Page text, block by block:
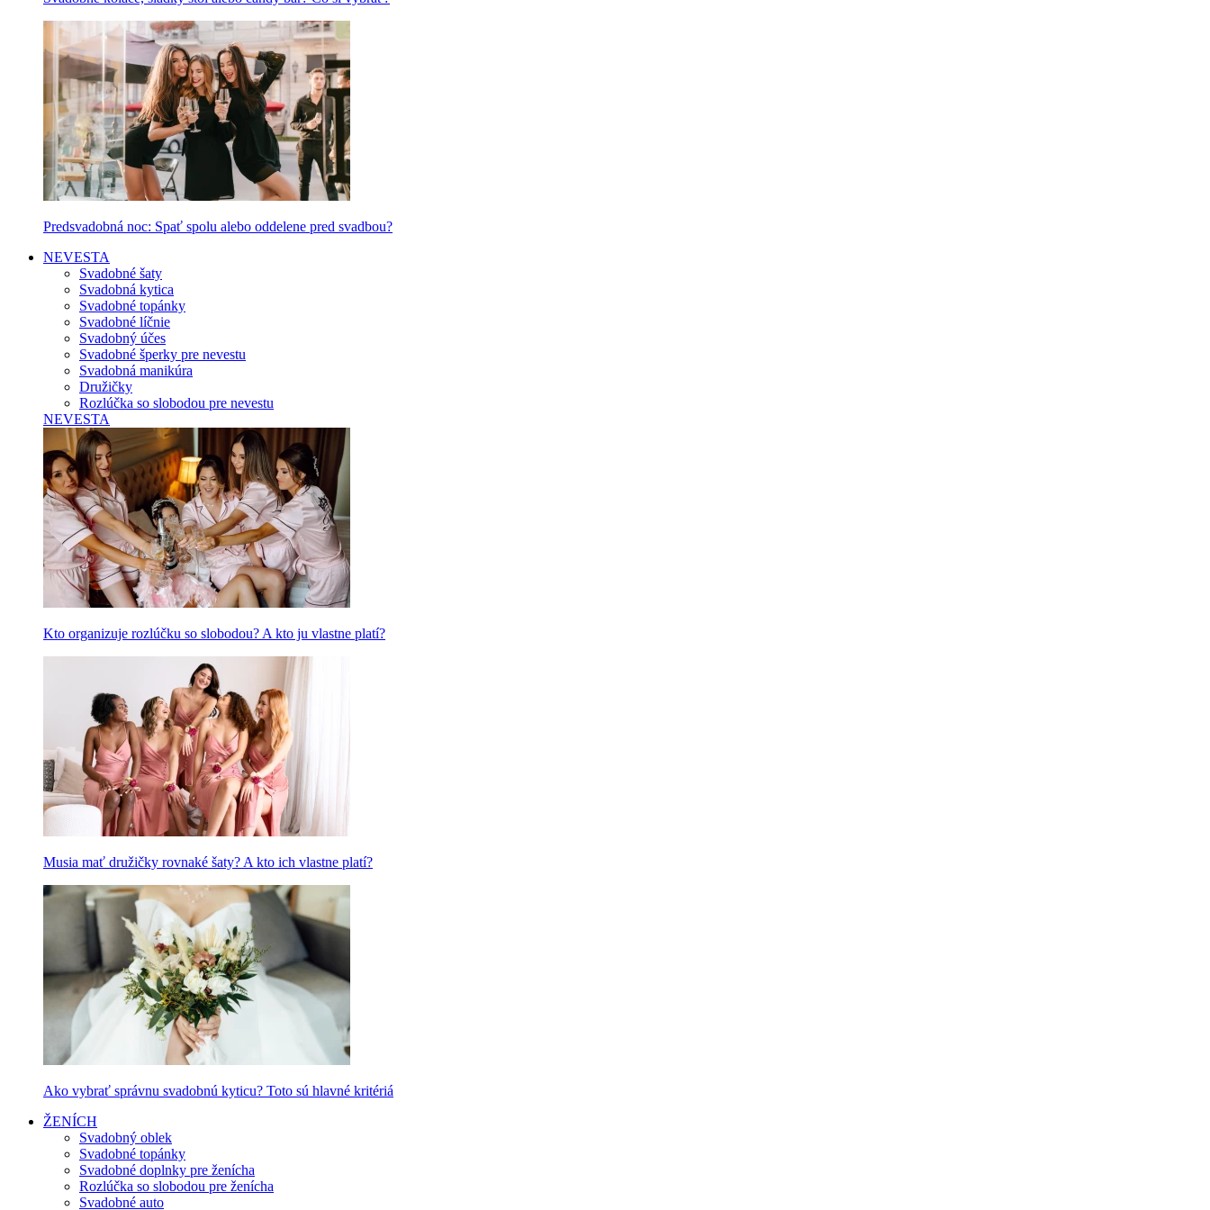
Predsvadobná noc: Spať spolu alebo oddelene pred svadbou?
NEVESTA
Svadobné šaty
Svadobná kytica
Svadobné topánky
Svadobné líčnie
Svadobný účes
Svadobné šperky pre nevestu
Svadobná manikúra
Družičky
Rozlúčka so slobodou pre nevestu
NEVESTA
Kto organizuje rozlúčku so slobodou? A kto ju vlastne platí?
Musia mať družičky rovnaké šaty? A kto ich vlastne platí?
Ako vybrať správnu svadobnú kyticu? Toto sú hlavné kritériá
ŽENÍCH
Svadobný oblek
Svadobné topánky
Svadobné doplnky pre ženícha
Rozlúčka so slobodou pre ženícha
Svadobné auto